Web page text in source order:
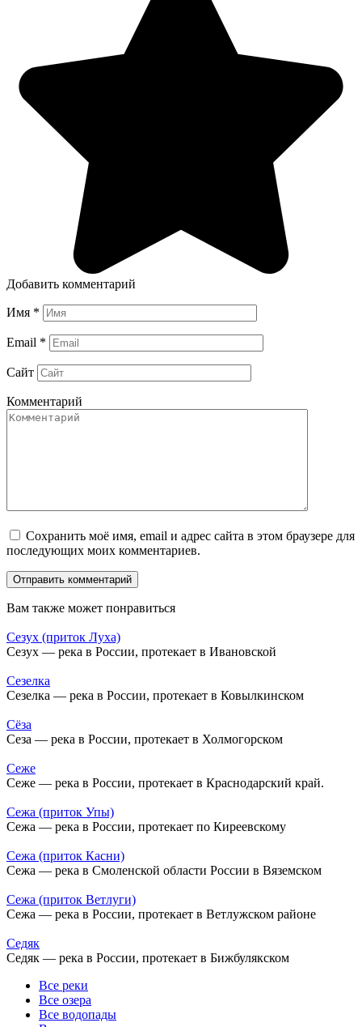
Добавить комментарий
Имя *
Email *
Сайт
Комментарий
Сохранить моё имя, email и адрес сайта в этом браузере для
последующих моих комментариев.
Вам также может понравиться
Сезух (приток Луха)
Сезух — река в России, протекает в Ивановской
Сезелка
Сезелка — река в России, протекает в Ковылкинском
Сёза
Сеза — река в России, протекает в Холмогорском
Сеже
Сеже — река в России, протекает в Краснодарский край.
Сежа (приток Упы)
Сежа — река в России, протекает по Киреевскому
Сежа (приток Касни)
Сежа — река в Смоленской области России в Вяземском
Сежа (приток Ветлуги)
Сежа — река в России, протекает в Ветлужском районе
Седяк
Седяк — река в России, протекает в Бижбулякском
Все реки
Все озера
Все водопады